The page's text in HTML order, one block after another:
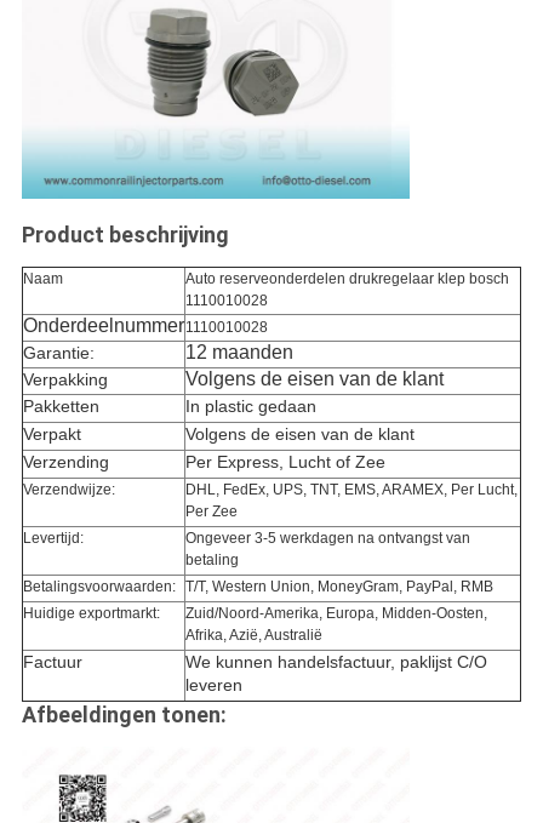
Product beschrijving
Naam
Auto reserveonderdelen drukregelaar klep bosch
1110010028
Onderdeelnummer1110010028
Garantie: 12 maanden
Verpakking Volgens de eisen van de klant
Pakketten
In plastic gedaan
Verpakt
Volgens de eisen van de klant
Verzending
Per Express, Lucht of Zee
Verzendwijze:
DHL, FedEx, UPS, TNT, EMS, ARAMEX, Per Lucht,
Per Zee
Levertijd:
Ongeveer 3-5 werkdagen na ontvangst van
betaling
Betalingsvoorwaarden: T/T, Western Union, MoneyGram, PayPal, RMB
Huidige exportmarkt:
Zuid/Noord-Amerika, Europa, Midden-Oosten,
Afrika, Azië, Australië
Factuur
We kunnen handelsfactuur, paklijst C/O
leveren
Afbeeldingen tonen: